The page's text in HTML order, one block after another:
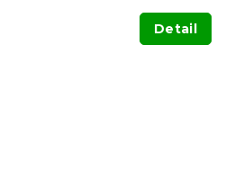
Detail